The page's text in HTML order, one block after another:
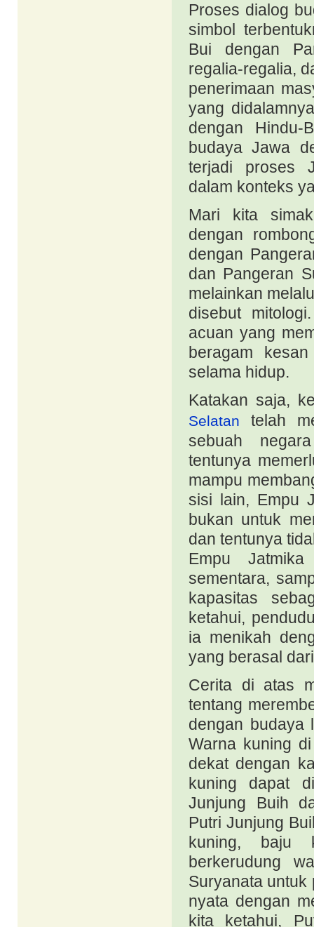
Proses dialog
simbol
Bui dengan
regalia-regalia,
penerimaan
yang
dengan Hindu-
budaya Jawa
terjadi proses
dalam konteks
Mari kita
dengan
dengan
dan Pangeran
melainkan
disebut
acuan yang
beragam
selama hidup.
Katakan saja,
Selatan
telah
sebuah
tentunya
mampu
sisi lain, Empu
bukan untuk
dan tentunya
Empu
sementara,
kapasitas
ketahui,
ia menikah
yang berasal
Cerita di atas
tentang
dengan budaya
Warna kuning
dekat dengan
kuning dapat
Junjung Buih
Putri Junjung
kuning, baju
berkerudung
Suryanata untuk
nyata dengan
kita ketahui,